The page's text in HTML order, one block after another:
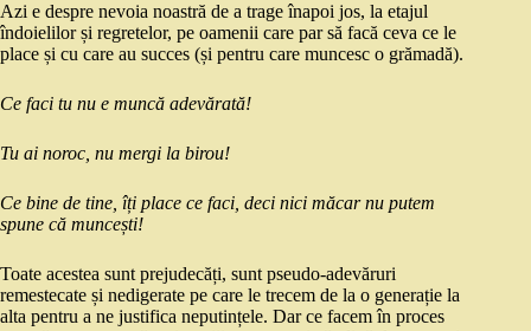
Azi e despre nevoia noastră de a trage înapoi jos, la etajul
îndoielilor și regretelor, pe oamenii care par să facă ceva ce le
place și cu care au succes (și pentru care muncesc o grămadă).
Ce faci tu nu e muncă adevărată!
Tu ai noroc, nu mergi la birou!
Ce bine de tine, îți place ce faci, deci nici măcar nu putem
spune că muncești!
Toate acestea sunt prejudecăți, sunt pseudo-adevăruri
remestecate și nedigerate pe care le trecem de la o generație la
alta pentru a ne justifica neputințele. Dar ce facem în proces